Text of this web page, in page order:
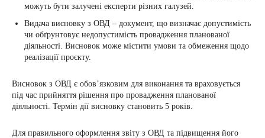
можуть бути залучені експерти різних галузей.
Видача висновку з ОВД – документ, що визначає допустимість
чи обґрунтовує недопустимість провадження планованої
діяльності. Висновок може містити умови та обмеження щодо
реалізації проєкту.
Висновок з ОВД є обов’язковим для виконання та враховується
під час прийняття рішення про провадження планованої
діяльності. Термін дії висновку становить 5 років.
Для правильного оформлення звіту з ОВД та підвищення його